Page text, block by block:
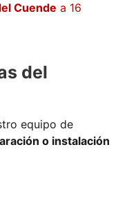
Cuende a 16
del
equipo de
o instalación